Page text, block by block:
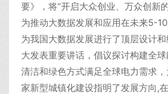
要》，将“开启大众创业、万众创新
为推动大数据发展和应用在未来5-
为我国大数据发展进行了顶层设计
大发表重要讲话，倡议探讨构建全
清洁和绿色方式满足全球电力需求
家新型城镇化建设指明了发展方向,